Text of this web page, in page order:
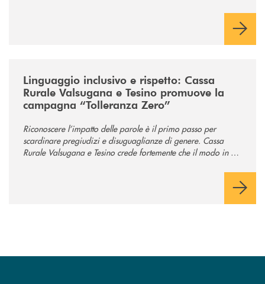
Linguaggio inclusivo e rispetto: Cassa
Rurale Valsugana e Tesino promuove la
campagna “Tolleranza Zero”
Riconoscere l’impatto delle parole è il primo passo per
scardinare pregiudizi e disuguaglianze di genere. Cassa
Rurale Valsugana e Tesino crede fortemente che il modo in cui